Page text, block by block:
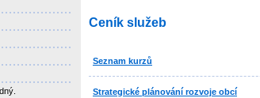
Ceník služeb
Seznam kurzů
Strategické plánování rozvoje obcí